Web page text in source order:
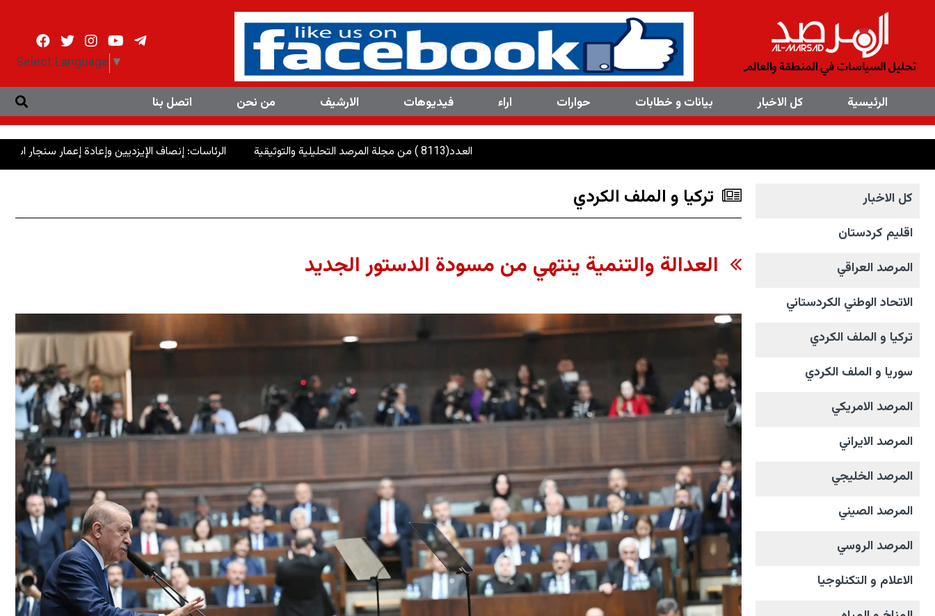
Select Language ▼
الرئیسیة کل الاخبار بیانات و خطابات حوارات اراء فیدیوهات الارشیف من نحن اتصل بنا
×
الرئاسات: إنصاف الإيزديين وإعادة إعمار سنجار استحقاق وطني
کل الاخبار
اقليم كردستان
المرصد العراقي
الاتحاد الوطني الکردستاني
تركيا و الملف الکردي
سوريا و الملف الکردي
المرصد الامریکي
المرصد الايراني
المرصد الخليجي
المرصد الصيني
المرصد الروسي
الاعلام و التکنلوجیا
تركيا و الملف الکردي
العدالة والتنمية ينتهي من مسودة الدستور الجديد